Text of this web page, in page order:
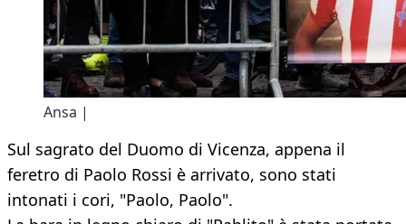
Ansa |
Sul sagrato del Duomo di Vicenza, appena il
feretro di Paolo Rossi è arrivato, sono stati
intonati i cori, "Paolo, Paolo".